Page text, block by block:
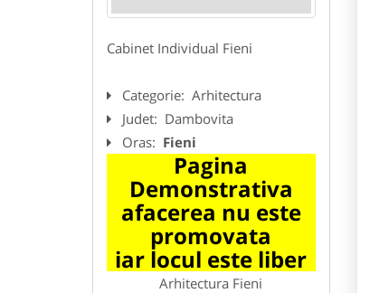
Cabinet Individual Fieni
Categorie: Arhitectura
Judet: Dambovita
Oras: Fieni
Pagina
Demonstrativa
afacerea nu este
promovata
iar locul este liber
Arhitectura Fieni